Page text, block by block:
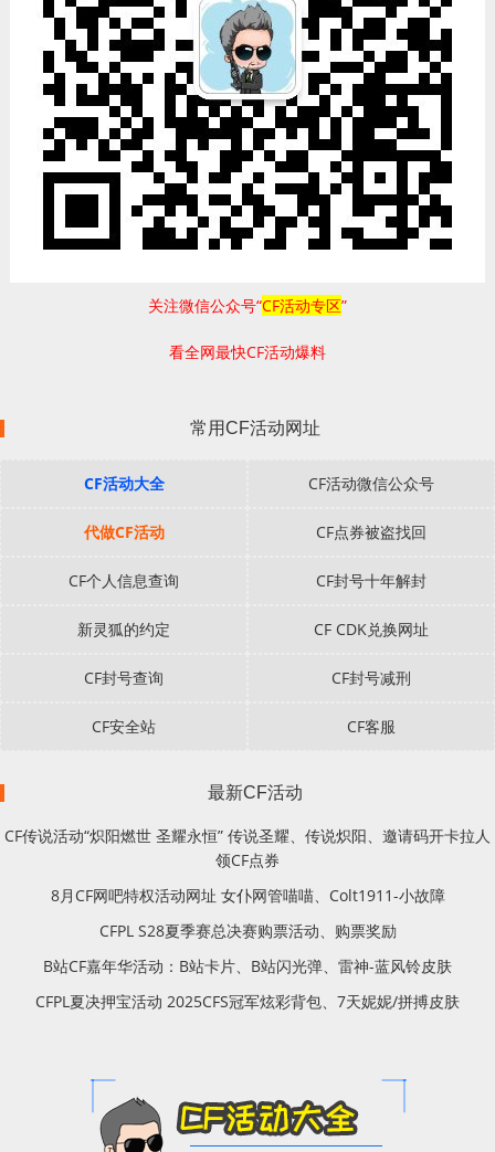
关注微信公众号“CF活动专区”
看全网最快CF活动爆料
常用CF活动网址
CF活动大全 CF活动微信公众号
代做CF活动 CF点券被盗找回
CF个人信息查询 CF封号十年解封
新灵狐的约定 CF CDK兑换网址
CF封号查询 CF封号减刑
CF安全站 CF客服
最新CF活动
CF传说活动“炽阳燃世 圣耀永恒” 传说圣耀、传说炽阳、邀请码开卡拉人
领CF点券
8月CF网吧特权活动网址 女仆网管喵喵、Colt1911-小故障
CFPL S28夏季赛总决赛购票活动、购票奖励
B站CF嘉年华活动：B站卡片、B站闪光弹、雷神-蓝风铃皮肤
CFPL夏决押宝活动 2025CFS冠军炫彩背包、7天妮妮/拼搏皮肤